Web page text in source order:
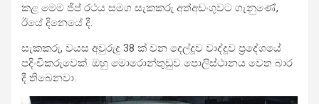
කළ මෙම ජිප් රථය සමග සැකකරු අත්අඩංගුවට ගැනුණේ,
ඊයේ දිනෙයේ දී.
සැකකරු, වයස අවුරුදු 38 ක් වන දෙල්දූව වාද්දූව ප‍්‍රදේශයේ
පදිංචිකරුවෙක්. ඔහු මොරොන්තුඩුව පොලිස්ථානය වෙත බාර
දී තිබෙනවා.